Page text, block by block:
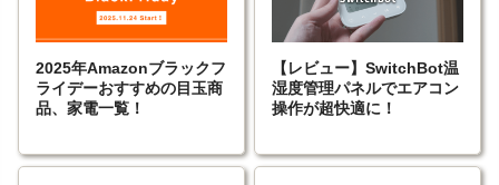
2025年Amazonブラックフ
ライデーおすすめの目玉商
品、家電一覧！
【レビュー】SwitchBot温
湿度管理パネルでエアコン
操作が超快適に！